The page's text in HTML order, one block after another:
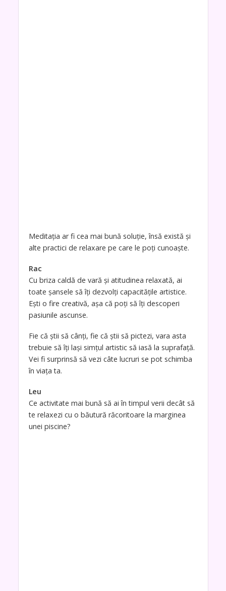
Meditaţia ar fi cea mai bună soluţie, însă există şi
alte practici de relaxare pe care le poţi cunoaşte.
Rac
Cu briza caldă de vară şi atitudinea relaxată, ai
toate şansele să îţi dezvolţi capacităţile artistice.
Eşti o fire creativă, aşa că poţi să îţi descoperi
pasiunile ascunse.
Fie că ştii să cânţi, fie că ştii să pictezi, vara asta
trebuie să îţi laşi simţul artistic să iasă la suprafaţă.
Vei fi surprinsă să vezi câte lucruri se pot schimba
în viaţa ta.
Leu
Ce activitate mai bună să ai în timpul verii decât să
te relaxezi cu o băutură răcoritoare la marginea
unei piscine?